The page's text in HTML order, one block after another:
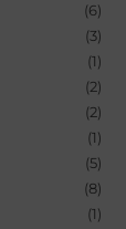
(6)
(3)
(1)
(2)
(2)
(1)
(5)
(8)
(1)